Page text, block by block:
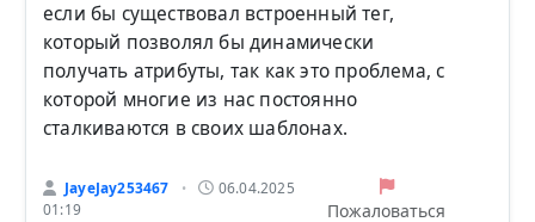
если бы существовал встроенный тег,
который позволял бы динамически
получать атрибуты, так как это проблема, с
которой многие из нас постоянно
сталкиваются в своих шаблонах.
JayeJay253467 •
06.04.2025
01:19
Пожаловаться